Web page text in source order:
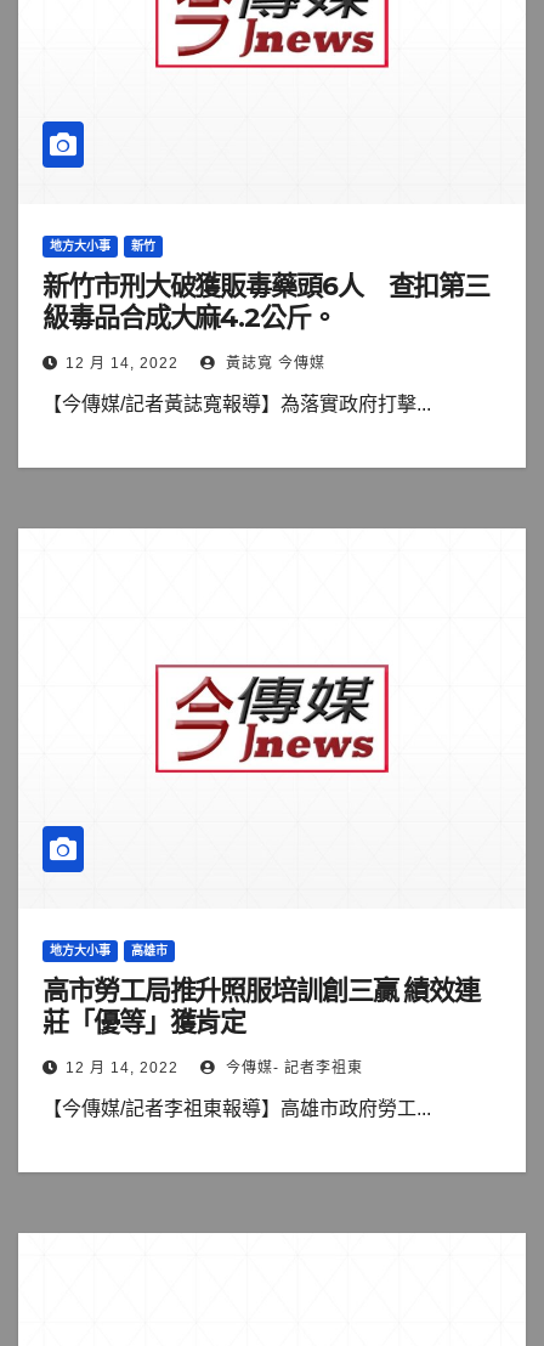
地方大小事 新竹
新竹市刑大破獲販毒藥頭6人 查扣第三
級毒品合成大麻4.2公斤。
12 月 14, 2022 黃誌寬 今傳媒
【今傳媒/記者黃誌寬報導】為落實政府打擊...
地方大小事 高雄市
高市勞工局推升照服培訓創三贏 績效連
莊「優等」獲肯定
12 月 14, 2022 今傳媒- 記者李祖東
【今傳媒/記者李祖東報導】高雄市政府勞工...